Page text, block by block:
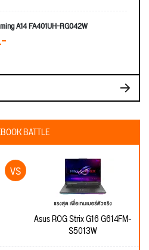
A14 FA401UH-RG042W
BATTLE
Asus ROG Strix G16 G614FM-
S5013W